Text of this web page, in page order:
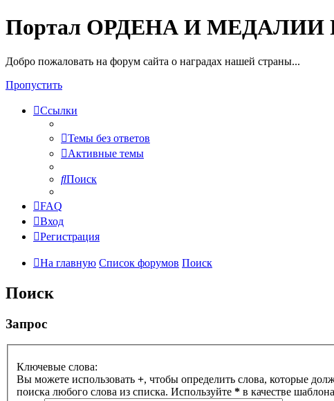
Портал ОРДЕНА И
Добро пожаловать на форум сайта о наградах нашей страны...
Пропустить
Ссылки
Темы без ответов
Активные темы
Поиск
FAQ
Вход
Регистрация
На главную Список форумов Поиск
Поиск
Запрос
Ключевые слова:
Вы можете использовать +, чтобы определить слова, которые
поиска любого слова из списка. Используйте * в качестве